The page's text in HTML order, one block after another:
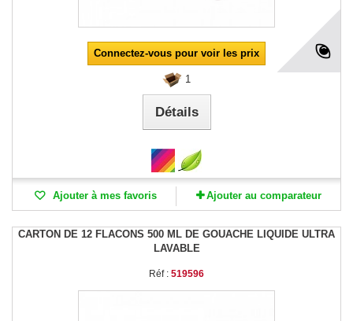
Connectez-vous pour voir les prix
1
Détails
Ajouter à mes favoris Ajouter au comparateur
CARTON DE 12 FLACONS 500 ML DE GOUACHE LIQUIDE ULTRA
LAVABLE
Réf : 519596